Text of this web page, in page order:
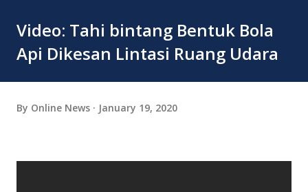
Video: Tahi bintang Bentuk Bola
Api Dikesan Lintasi Ruang Udara
By Online News January 19, 2020